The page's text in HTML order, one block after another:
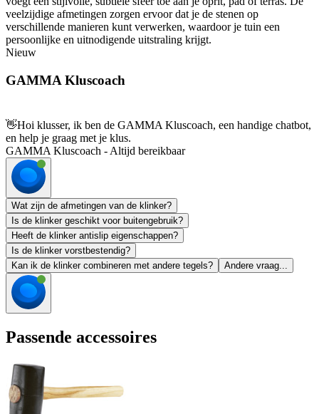
veelzijdige afmetingen zorgen ervoor dat je de stenen op
verschillende manieren kunt verwerken, waardoor je tuin een
persoonlijke en uitnodigende uitstraling krijgt.
Nieuw
GAMMA Kluscoach
👋Hoi klusser, ik ben de GAMMA Kluscoach, een handige chatbot,
en help je graag met je klus.
GAMMA Kluscoach - Altijd bereikbaar
Wat zijn de afmetingen van de klinker?
Is de klinker geschikt voor buitengebruik?
Heeft de klinker antislip eigenschappen?
Is de klinker vorstbestendig?
Kan ik de klinker combineren met andere tegels?
Andere vraag...
Passende accessoires